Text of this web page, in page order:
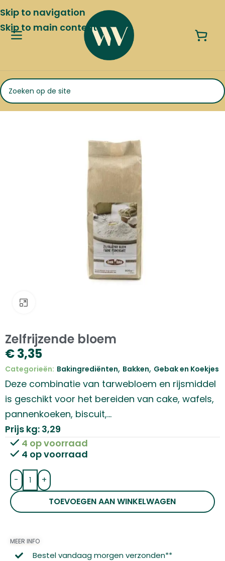
Skip to navigation
Skip to main content
Zelfrijzende bloem
€3,35
Categorieën: Bakingrediënten, Bakken, Gebak en Koekjes
Deze combinatie van tarwebloem en rijsmiddel
is geschikt voor het bereiden van cake, wafels,
pannenkoeken, biscuit,…
Prijs kg: 3,29
4 op voorraad
4 op voorraad
-
+
TOEVOEGEN AAN WINKELWAGEN
MEER INFO
Bestel vandaag morgen verzonden**